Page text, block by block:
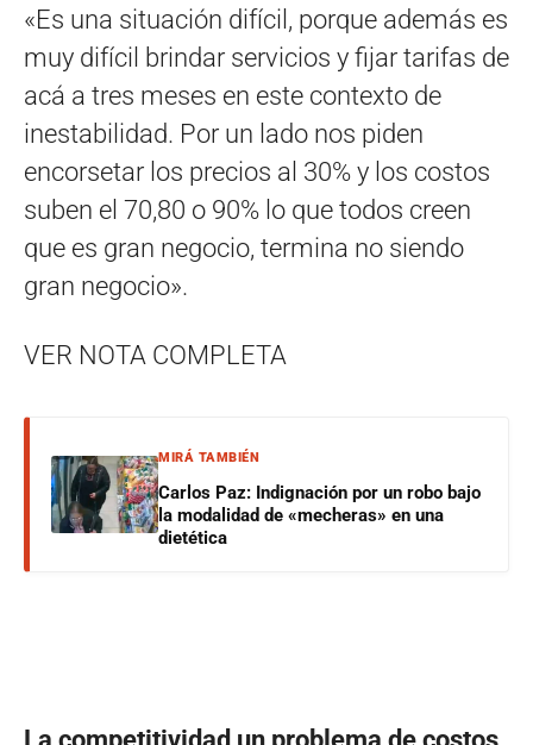
«Es una situación difícil, porque además es
muy difícil brindar servicios y fijar tarifas de
acá a tres meses en este contexto de
inestabilidad. Por un lado nos piden
encorsetar los precios al 30% y los costos
suben el 70,80 o 90% lo que todos creen
que es gran negocio, termina no siendo
gran negocio».
VER NOTA COMPLETA
MIRÁ TAMBIÉN
Carlos Paz: Indignación por un robo bajo
la modalidad de «mecheras» en una
dietética